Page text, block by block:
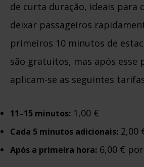
de curta duração, ideais para
deixar passageiros
primeiros 10 minutos de
são gratuitos, mas após esse
aplicam-se as seguintes
11–15 minutos: 1,00 €
Cada 5 minutos adicionais: 2,00
Após a primeira hora: 6,00 €